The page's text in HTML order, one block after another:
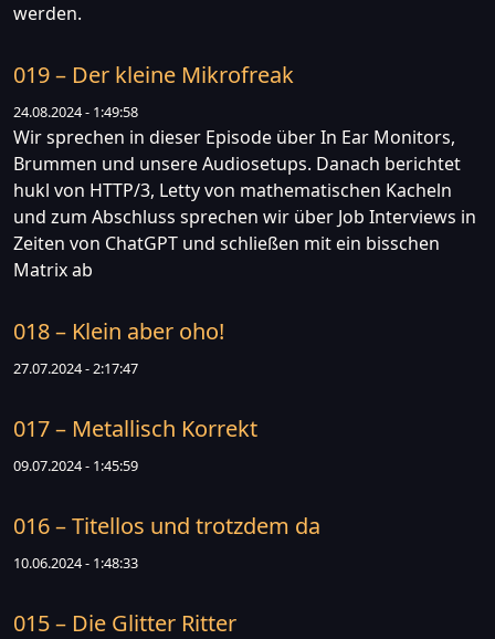
werden.
019 – Der kleine Mikrofreak
24.08.2024 - 1:49:58
Wir sprechen in dieser Episode über In Ear Monitors,
Brummen und unsere Audiosetups. Danach berichtet
hukl von HTTP/3, Letty von mathematischen Kacheln
und zum Abschluss sprechen wir über Job Interviews in
Zeiten von ChatGPT und schließen mit ein bisschen
Matrix ab
018 – Klein aber oho!
27.07.2024 - 2:17:47
017 – Metallisch Korrekt
09.07.2024 - 1:45:59
016 – Titellos und trotzdem da
10.06.2024 - 1:48:33
015 – Die Glitter Ritter